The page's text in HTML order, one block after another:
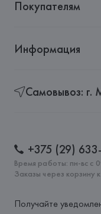
Покупателям
Информация
Самовывоз: г.
+375 (29)
Время работы: пн-вс с
Заказы через корзину
Получайте